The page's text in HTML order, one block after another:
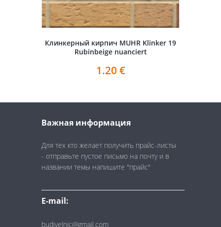
Клинкерный кирпич MUHR Klinker 19
Rubinbeige nuanciert
1.20 €
Важная информация
Для тех кто желает получить прайс-листы
- отправьте пустое письмо на почту и в
названии темы напишите "прайс"
E-mail:
budivelnic@gmail.com